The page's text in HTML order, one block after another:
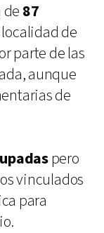
87
de
parte de las
aunque
de
pero
vinculados
para